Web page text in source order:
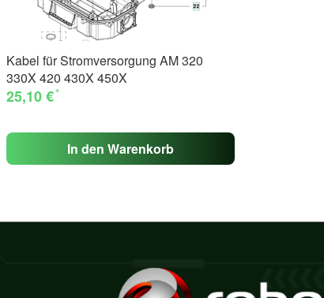
Kabel für Stromversorgung AM 320
330X 420 430X 450X
25,10 €*
In den Warenkorb